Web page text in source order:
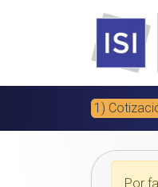
1)
Por